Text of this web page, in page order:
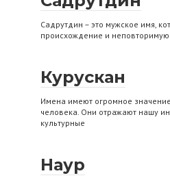
Садрутдин – это мужское имя,
происхождение и
Курускан
Имена имеют огромное
человека. Они отражают нашу
культурные
Наур